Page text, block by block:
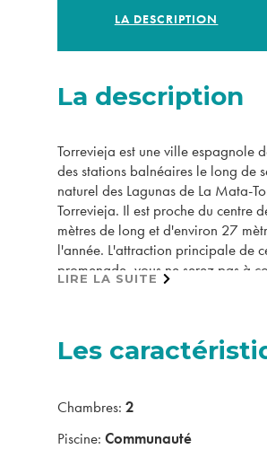
LA DESCRIPTION
La description
Torrevieja est une ville espagnole
des stations balnéaires le long de
naturel des Lagunas de La Mata-
Torrevieja. Il est proche du centre
mètres de long et d'environ 27
l'année. L'attraction principale de
promenade, vous ne serez pas à
équipée d'appareils de marque
complexe résidentiel a un design
Veuillez contacter nos experts en
immobilière espagnole aujourd'hui...
LIRE LA SUITE
Les
Chambres: 2
Piscine: Communauté